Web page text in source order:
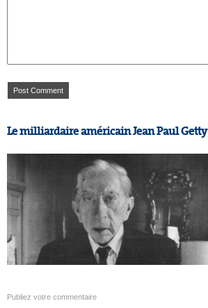
Le milliardaire américain Jean Paul Getty
Publiez votre commentaire